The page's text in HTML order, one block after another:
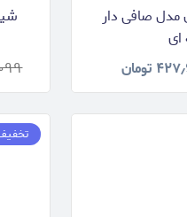
مدل صافی دار
تومان